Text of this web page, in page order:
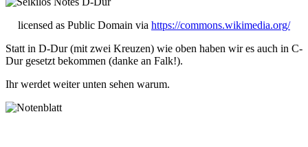
licensed as Public Domain via https://commons.wikimedia.org/
Statt in D-Dur (mit zwei Kreuzen) wie oben haben wir es auch in C-
Dur gesetzt bekommen (danke an Falk!).
Ihr werdet weiter unten sehen warum.